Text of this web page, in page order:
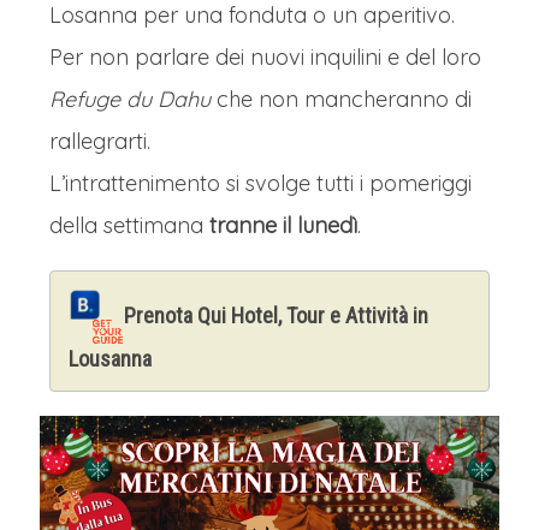
Losanna per una fonduta o un aperitivo.
Per non parlare dei nuovi inquilini e del loro
Refuge du Dahuche non mancheranno di
rallegrarti.
L’intrattenimento si svolge tutti i pomeriggi
della settimana tranne il lunedì.
Prenota Qui Hotel, Tour e Attività in
Lousanna